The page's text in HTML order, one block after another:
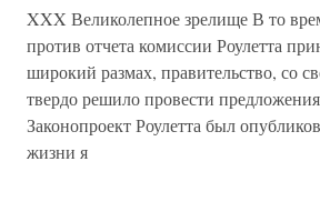
XXX Великолепное зрелище В то
против отчета комиссии Роулетта
широкий размах, правительство, со
твердо решило провести
Законопроект Роулетта был
жизни я